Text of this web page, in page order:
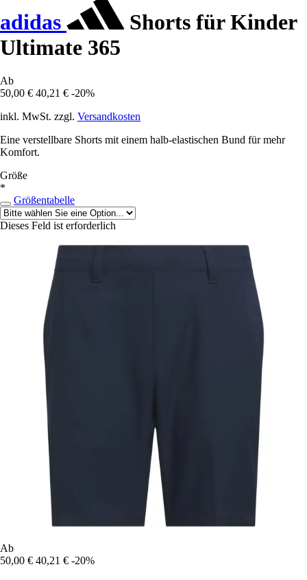
adidas
Shorts für Kinder
Ultimate 365
Ab
50,00 € 40,21 € -20%
inkl. MwSt. zzgl. Versandkosten
Eine verstellbare Shorts mit einem halb-elastischen Bund für mehr
Komfort.
Größe
*
Größentabelle
Dieses Feld ist erforderlich
Ab
50,00 € 40,21 € -20%